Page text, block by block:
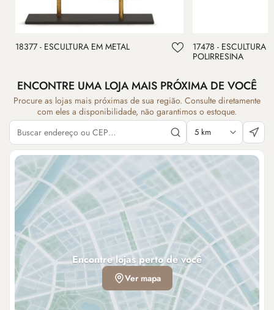
18377 - ESCULTURA EM METAL
17478 - ESCULTURA
POLIRRESINA
ENCONTRE UMA LOJA MAIS PRÓXIMA DE VOCÊ
Procure as lojas mais próximas de sua região. Consulte diretamente
com eles a disponibilidade, não garantimos o estoque.
Encontre lojas perto de você
Ver mapa